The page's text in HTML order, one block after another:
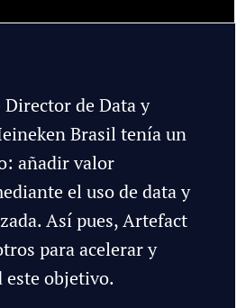
de Data y
Brasil tenía un
añadir valor
el uso de data y
Así pues, Artefact
para acelerar y
este objetivo.